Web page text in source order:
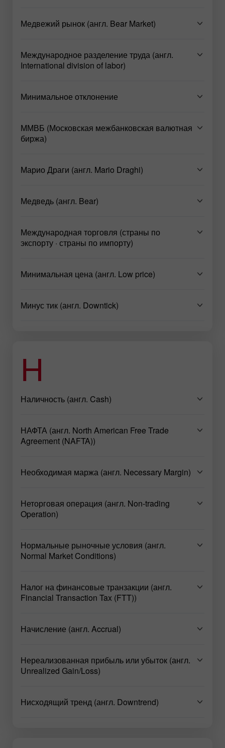
Медвежий рынок (англ. Bear Market)
Международное разделение труда (англ.
International division of labor)
Минимальное отклонение
ММВБ (Московская межбанковская валютная
биржа)
Марио Драги (англ. Mario Draghi)
Медведь (англ. Bear)
Международная торговля (страны по
экспорту · страны по импорту)
Минимальная цена (англ. Low price)
Минус тик (англ. Downtick)
Н
Наличность (англ. Cash)
НАФТА (англ. North American Free Trade
Agreement (NAFTA))
Необходимая маржа (англ. Necessary Margin)
Неторговая операция (англ. Non-trading
Operation)
Нормальные рыночные условия (англ.
Normal Market Conditions)
Налог на финансовые транзакции (англ.
Financial Transaction Tax (FTT))
Начисление (англ. Accrual)
Нереализованная прибыль или убыток (англ.
Unrealized Gain/Loss)
Нисходящий тренд (англ. Downtrend)